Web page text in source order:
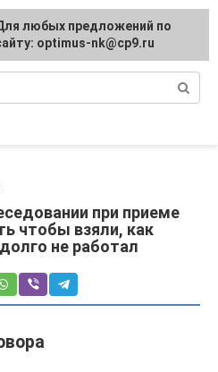
при приеме
чтобы взяли, как
не работал
любых предложений по
optimus-nk@cp9.ru